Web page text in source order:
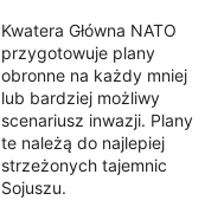
Kwatera Główna NATO
przygotowuje plany
obronne na każdy mniej
lub bardziej możliwy
scenariusz inwazji. Plany
te należą do najlepiej
strzeżonych tajemnic
Sojuszu.